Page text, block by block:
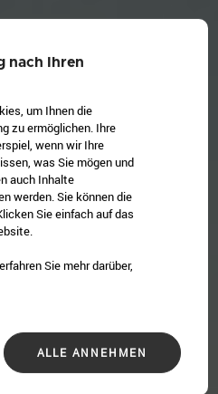
nach Ihren
um Ihnen die
zu ermöglichen. Ihre
wenn wir Ihre
was Sie mögen und
auch Inhalte
werden. Sie können die
Sie einfach auf das
erfahren Sie mehr darüber,
ALLE ANNEHMEN